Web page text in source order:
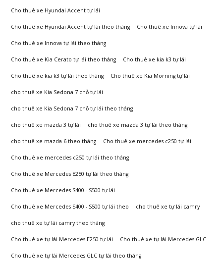
Cho thuê xe Hyundai Accent tự lái
Cho thuê xe Hyundai Accent tự lái theo tháng Cho thuê xe Innova tự lái
Cho thuê xe Innova tự lái theo tháng
Cho thuê xe Kia Cerato tự lái theo tháng Cho thuê xe kia k3 tự lái
Cho thuê xe kia k3 tự lái theo tháng Cho thuê xe Kia Morning tự lái
cho thuê xe Kia Sedona 7 chỗ tự lái
cho thuê xe Kia Sedona 7 chỗ tự lái theo tháng
cho thuê xe mazda 3 tự lái cho thuê xe mazda 3 tự lái theo tháng
cho thuê xe mazda 6 theo tháng Cho thuê xe mercedes c250 tự lái
Cho thuê xe mercedes c250 tự lái theo tháng
Cho thuê xe Mercedes E250 tự lái theo tháng
Cho thuê xe Mercedes S400 - S500 tự lái
Cho thuê xe Mercedes S400 - S500 tự lái theo cho thuê xe tự lái camry
cho thuê xe tự lái camry theo tháng
Cho thuê xe tự lái Mercedes E250 tự lái Cho thuê xe tự lái Mercedes GLC
Cho thuê xe tự lái Mercedes GLC tự lái theo tháng